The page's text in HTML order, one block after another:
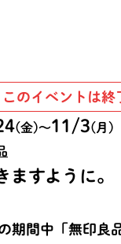
このイベントは終
(金)〜11/3(月)
ますように。
間中「無印良